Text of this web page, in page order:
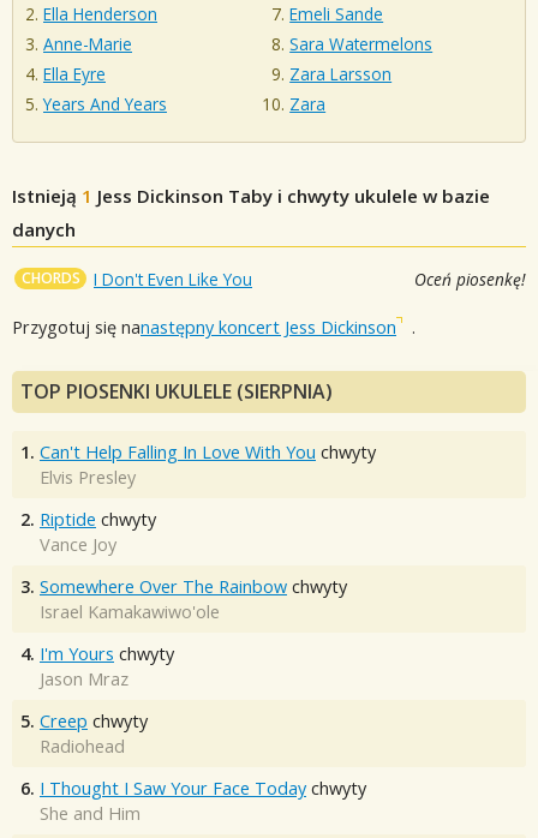
Ella Henderson
Anne-Marie
Ella Eyre
Years And Years
Emeli Sande
Sara Watermelons
Zara Larsson
Zara
Istnieją 1 Jess Dickinson Taby i chwyty ukulele w bazie
danych
CHORDS I Don't Even Like You Oceń piosenkę!
Przygotuj się nanastępny koncert Jess Dickinson .
TOP PIOSENKI UKULELE (SIERPNIA)
1. Can't Help Falling In Love With You chwyty
Elvis Presley
2. Riptide chwyty
Vance Joy
3. Somewhere Over The Rainbow chwyty
Israel Kamakawiwo'ole
4. I'm Yours chwyty
Jason Mraz
5. Creep chwyty
Radiohead
6. I Thought I Saw Your Face Today chwyty
She and Him